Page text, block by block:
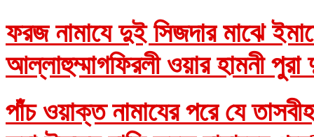
ফরজ নামাযে দুই সিজদার মাঝে
আল্লাহুম্মাগফিরলী ওয়ার হামনী
পাঁচ ওয়াক্ত নামাযের পরে যে